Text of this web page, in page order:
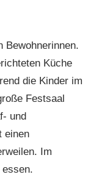
Bewohnerinnen.
Küche
die Kinder im
Festsaal
und
einen
Im